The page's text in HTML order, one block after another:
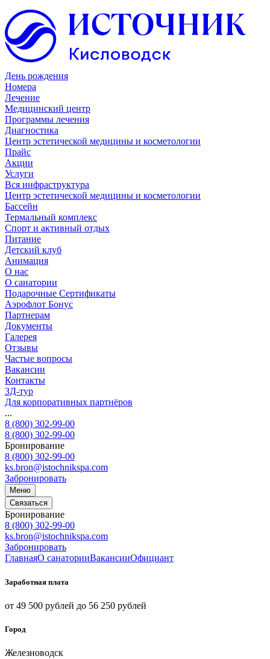
День рождения
Номера
Лечение
Медицинский центр
Программы лечения
Диагностика
Центр эстетической медицины и косметологии
Прайс
Акции
Услуги
Вся инфраструктура
Центр эстетической медицины и косметологии
Бассейн
Термальный комплекс
Спорт и активный отдых
Питание
Детский клуб
Анимация
О нас
О санатории
Подарочные Сертификаты
Аэрофлот Бонус
Партнерам
Документы
Галерея
Отзывы
Частые вопросы
Вакансии
Контакты
3Д-тур
Для корпоративных партнёров
...
8 (800) 302-99-00
8 (800) 302-99-00
Бронирование
8 (800) 302-99-00
ks.bron@istochnikspa.com
Забронировать
Меню
Связаться
Бронирование
8 (800) 302-99-00
ks.bron@istochnikspa.com
Забронировать
ГлавнаяО санаторииВакансииОфициант
Заработная плата
от 49 500 рублей до 56 250 рублей
Город
Железноводск